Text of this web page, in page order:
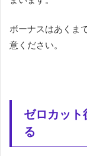
ボーナスはあくま
意ください。
ゼロカット
る